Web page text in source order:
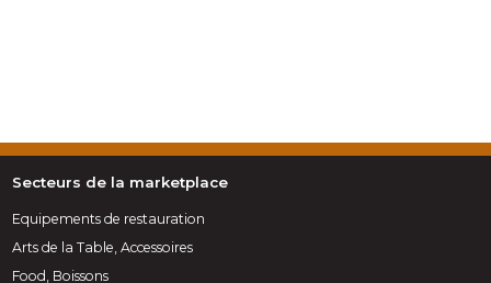
Secteurs de la marketplace
Equipements de restauration
Arts de la Table, Accessoires
Food, Boissons